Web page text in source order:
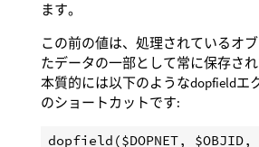
ます。
この前の値は、処理されているオ
たデータの一部として常に保存され
本質的には以下のようなdopfieldエ
のショートカットです: